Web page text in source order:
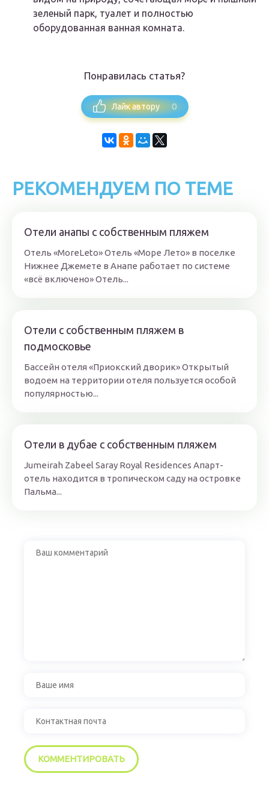
зеленый парк, туалет и полностью
оборудованная ванная комната.
Понравилась статья?
Лайк автору 0
РЕКОМЕНДУЕМ ПО ТЕМЕ
Отели анапы с собственным пляжем
Отель «MoreLeto» Отель «Море Лето» в поселке
Нижнее Джемете в Анапе работает по системе
«всё включено» Отель...
Отели с собственным пляжем в
подмосковье
Бассейн отеля «Приокский дворик» Открытый
водоем на территории отеля пользуется особой
популярностью...
Отели в дубае с собственным пляжем
Jumeirah Zabeel Saray Royal Residences Апарт-
отель находится в тропическом саду на островке
Пальма...